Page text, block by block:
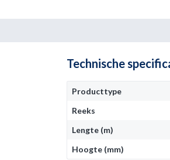
Technische
Producttype
Reeks
Lengte (m)
Hoogte (mm)